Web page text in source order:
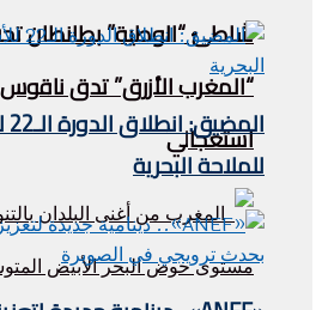
شاطئ “الوطية” بطانطان
“المغرب الأزرق” تدق
استعجالي
للملاحة البحرية